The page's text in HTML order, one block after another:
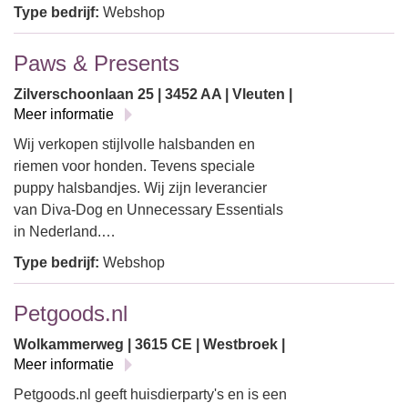
Type bedrijf: Webshop
Paws & Presents
Zilverschoonlaan 25 | 3452 AA | Vleuten |
Meer informatie
Wij verkopen stijlvolle halsbanden en
riemen voor honden. Tevens speciale
puppy halsbandjes. Wij zijn leverancier
van Diva-Dog en Unnecessary Essentials
in Nederland.…
Type bedrijf: Webshop
Petgoods.nl
Wolkammerweg | 3615 CE | Westbroek |
Meer informatie
Petgoods.nl geeft huisdierparty's en is een